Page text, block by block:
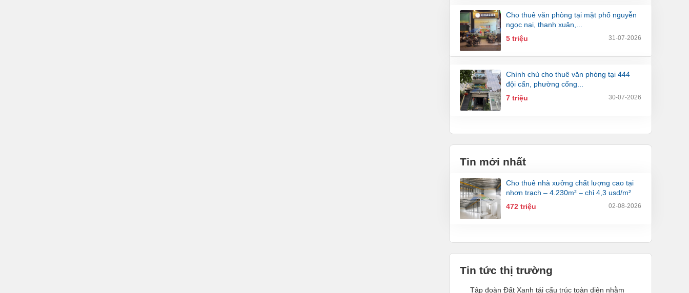
cho thuê văn phòng tại mặt phố nguyễn
ngọc nại, thanh xuân,...
5 triệu
31-07-2026
chính chủ cho thuê văn phòng tại 444
đội cấn, phường cống...
7 triệu
30-07-2026
Tin mới nhất
cho thuê nhà xưởng chất lượng cao tại
nhơn trạch – 4.230m² – chỉ 4,3 usd/m²
472 triệu
02-08-2026
Tin tức thị trường
Tập đoàn Đất Xanh tái cấu trúc toàn diện nhằm